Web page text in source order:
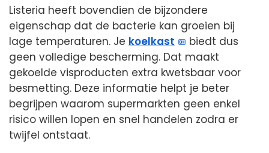
Listeria heeft bovendien de bijzondere
eigenschap dat de bacterie kan groeien bij
lage temperaturen. Je koelkast
biedt dus
geen volledige bescherming. Dat maakt
gekoelde visproducten extra kwetsbaar voor
besmetting. Deze informatie helpt je beter
begrijpen waarom supermarkten geen enkel
risico willen lopen en snel handelen zodra er
twijfel ontstaat.